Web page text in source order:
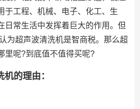
于工程、机械、电子、化工、生
日常生活中发挥着巨大的作用。但
为超声波清洗机是智商税。那么超
里呢?到底值不值得买呢?
的理由：